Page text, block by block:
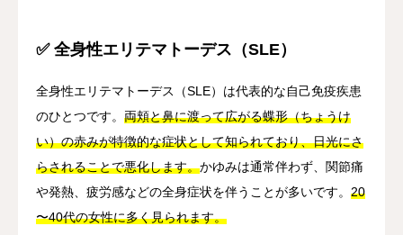
✅ 全身性エリテマトーデス（SLE）
全身性エリテマトーデス（SLE）は代表的な自己免疫疾患
のひとつです。 両頬と鼻に渡って広がる蝶形（ちょうけ
い）の赤みが特徴的な症状として知られており、日光にさ
らされることで悪化します。かゆみは通常伴わず、関節痛
や発熱、疲労感などの全身症状を伴うことが多いです。 20
〜40代の女性に多く見られます。